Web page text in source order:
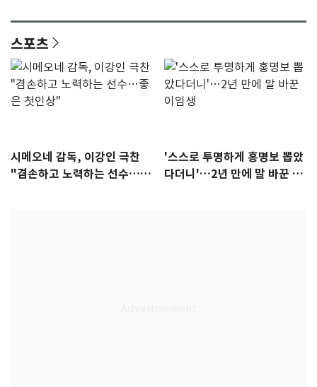
스포츠
시메오네 감독, 이강인 극찬
"겸손하고 노력하는 선수…좋
'스스로 투명하게 홍명보 뽑았
다더니'…2년 만에 말 바꾼 이